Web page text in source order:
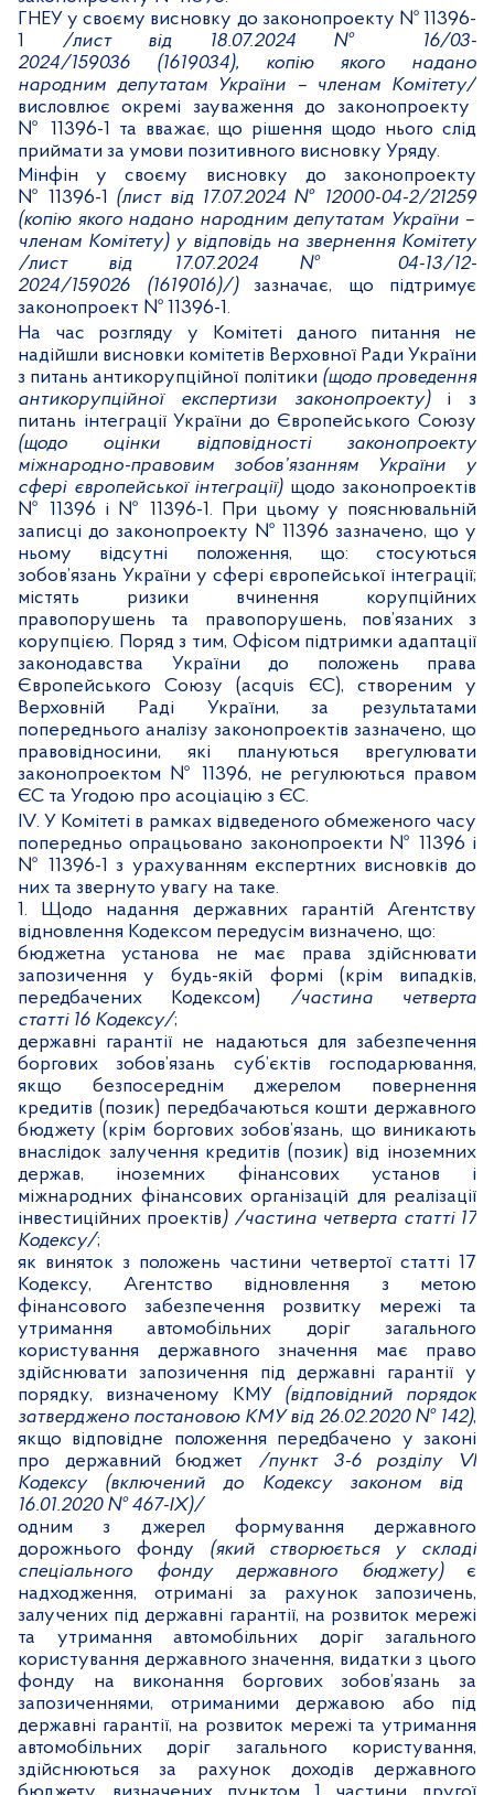
ГНЕУ у своєму висновку до законопроекту № 11396-
1
/лист від 18.07.2024 № 16/03-
2024/159036 (1619034), копію якого надано
народним депутатам України – членам Комітету/
висловлює окремі зауваження до законопроекту
№ 11396-1 та вважає, що рішення щодо нього слід
приймати за умови позитивного висновку Уряду.
Мінфін у своєму висновку до законопроекту
№ 11396-1 (лист від 17.07.2024 № 12000-04-2/21259
(копію якого надано народним депутатам України –
членам Комітету)у відповідь на звернення Комітету
/лист від 17.07.2024 № 04-13/12-
2024/159026 (1619016)/)зазначає, що підтримує
законопроект № 11396-1.
На час розгляду у Комітеті даного питання не
надійшли висновки комітетів Верховної Ради України
з питань антикорупційної політики (щодо проведення
антикорупційної експертизи законопроекту)і з
питань інтеграції України до Європейського Союзу
(щодо оцінки відповідності законопроекту
міжнародно-правовим зобов’язанням України у
сфері європейської інтеграції)щодо законопроектів
№ 11396 і № 11396-1. При цьому у пояснювальній
записці до законопроекту № 11396 зазначено, що у
ньому відсутні положення, що: стосуються
зобов’язань України у сфері європейської інтеграції;
містять ризики вчинення корупційних
правопорушень та правопорушень, пов’язаних з
корупцією. Поряд з тим, Офісом підтримки адаптації
законодавства України до положень права
Європейського Союзу (acquis ЄС), створеним у
Верховній Раді України, за результатами
попереднього аналізу законопроектів зазначено, що
правовідносини, які плануються врегулювати
законопроектом № 11396, не регулюються правом
ЄС та Угодою про асоціацію з ЄС.
V. У Комітеті в рамках відведеного обмеженого часу
попередньо опрацьовано законопроекти № 11396 і
№ 11396-1 з урахуванням експертних висновків до
них та звернуто увагу на таке.
1. Щодо надання державних гарантій Агентству
відновлення Кодексом передусім визначено, що:
бюджетна установа не має права здійснювати
запозичення у будь-якій формі (крім випадків,
передбачених Кодексом) /частина четверта
статті 16 Кодексу/;
державні гарантії не надаються для забезпечення
боргових зобов’язань суб’єктів господарювання,
якщо безпосереднім джерелом повернення
кредитів (позик) передбачаються кошти державного
бюджету (крім боргових зобов’язань, що виникають
внаслідок залучення кредитів (позик) від іноземних
держав, іноземних фінансових установ і
міжнародних фінансових організацій для реалізації
інвестиційних проектів) /частина четверта статті 17
Кодексу/;
як виняток з положень частини четвертої статті 17
Кодексу, Агентство відновлення з метою
фінансового забезпечення розвитку мережі та
утримання автомобільних доріг загального
користування державного значення має право
здійснювати запозичення під державні гарантії у
порядку, визначеному КМУ (відповідний порядок
затверджено постановою КМУ від 26.02.2020 № 142),
якщо відповідне положення передбачено у законі
про державний бюджет /пункт 3-6 розділуVI
Кодексу (включений до Кодексу законом від
16.01.2020 № 467-ІХ)/
одним з джерел формування державного
дорожнього фонду (який створюється у складі
спеціального фонду державного бюджету)є
надходження, отримані за рахунок запозичень,
залучених під державні гарантії, на розвиток мережі
та утримання автомобільних доріг загального
користування державного значення, видатки з цього
фонду на виконання боргових зобов’язань за
запозиченнями, отриманими державою або під
державні гарантії, на розвиток мережі та утримання
автомобільних доріг загального користування,
здійснюються за рахунок доходів державного